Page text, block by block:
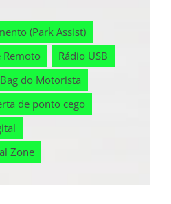
(Park Assist)
Remoto
Rádio USB
do Motorista
de ponto cego
Zone